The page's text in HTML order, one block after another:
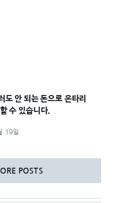
안 되는 돈으로 온타리
수 있습니다.
19일
POSTS